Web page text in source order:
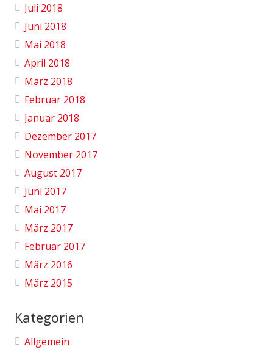
Juli 2018
Juni 2018
Mai 2018
April 2018
März 2018
Februar 2018
Januar 2018
Dezember 2017
November 2017
August 2017
Juni 2017
Mai 2017
März 2017
Februar 2017
März 2016
März 2015
Kategorien
Allgemein